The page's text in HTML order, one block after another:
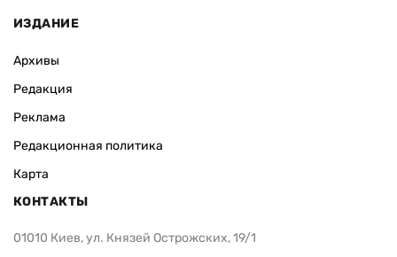
ИЗДАНИЕ
Архивы
Редакция
Реклама
Редакционная политика
Карта
КОНТАКТЫ
01010 Киев, ул. Князей Острожских, 19/1